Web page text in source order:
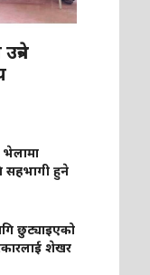
भेलामा
सहभागी हुने
छुट्याइएको
शेखर